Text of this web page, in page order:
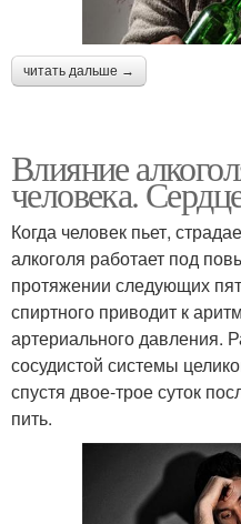
читать дальше →
Влияние
человека.
Когда человек пьет,
алкоголя работает под
протяжении следующих
спиртного приводит к
артериального давления.
сосудистой системы
спустя двое-трое суток
пить.